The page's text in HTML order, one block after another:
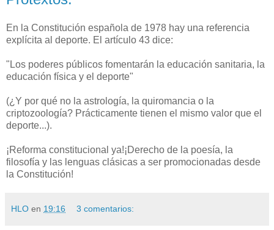
En la Constitución española de 1978 hay una referencia
explícita al deporte. El artículo 43 dice:
"Los poderes públicos fomentarán la educación sanitaria, la
educación física y el deporte"
(¿Y por qué no la astrología, la quiromancia o la
criptozoología? Prácticamente tienen el mismo valor que el
deporte...).
¡Reforma constitucional ya!¡Derecho de la poesía, la
filosofía y las lenguas clásicas a ser promocionadas desde
la Constitución!
HLO en 19:16 3 comentarios: